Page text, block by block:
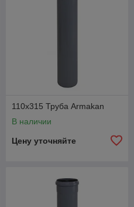
110х315 Труба Armakan
В наличии
Цену уточняйте